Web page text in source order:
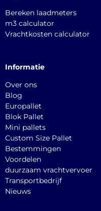
Bereken laadmeters
m3 calculator
Vrachtkosten calculator
Informatie
Over ons
Blog
Europallet
Blok Pallet
Mini pallets
Custom Size Pallet
Bestemmingen
Voordelen
duurzaam vrachtvervoer
Transportbedrijf
Nieuws